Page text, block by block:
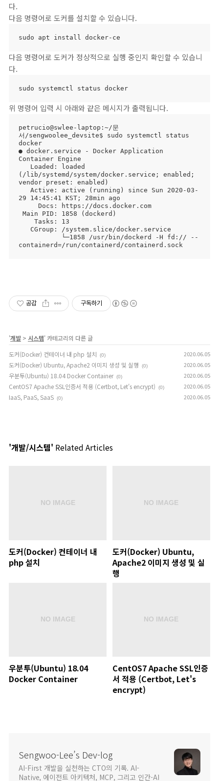
다.
다음 명령어로 도커를 설치할 수 있습니다.
sudo apt install docker-ce
다음 명령어로 도커가 정상적으로 실행 중인지 확인할 수 있습니
다.
sudo systemctl status docker
위 명령어 입력 시 아래와 같은 메시지가 출력됩니다.
petrucio@swlee-laptop:~/문
서/sengwoolee_devsite$ sudo systemctl status
docker
● docker.service - Docker Application
Container Engine
(/lib/systemd/system/docker.service; enabled;
vendor preset: enabled)
29 14:45:41 KST; 28min ago
containerd=/run/containerd/containerd.sock
공감 구독하기
'개발 > 시스템' 카테고리의 다른 글
도커(Docker) 컨테이너 내 php 설치
(0) 2020.06.05
도커(Docker) Ubuntu, Apache2 이미지 생성 및 실행 (0) 2020.06.05
우분투(Ubuntu) 18.04 Docker Container (0) 2020.06.05
CentOS7 Apache SSL인증서 적용 (Certbot, Let's encrypt) (0) 2020.06.05
IaaS, PaaS, SaaS (0) 2020.06.05
'개발/시스템' Related Articles
도커(Docker) 컨테이너 내
php 설치
도커(Docker) Ubuntu,
Apache2 이미지 생성 및 실
행
우분투(Ubuntu) 18.04
Docker Container
CentOS7 Apache SSL인증
서 적용 (Certbot, Let's
encrypt)
Sengwoo-Lee’s Dev-log
AI-First 개발을 실천하는 CTO의 기록. AI-
Native, 에이전트 아키텍처, MCP, 그리고 인간-AI